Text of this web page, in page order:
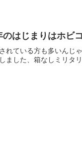
のはじまりはホビ
れている方も多いんじ
ました、箱なしミリタ